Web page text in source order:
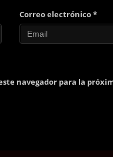
Correo electrónico*
navegador para la